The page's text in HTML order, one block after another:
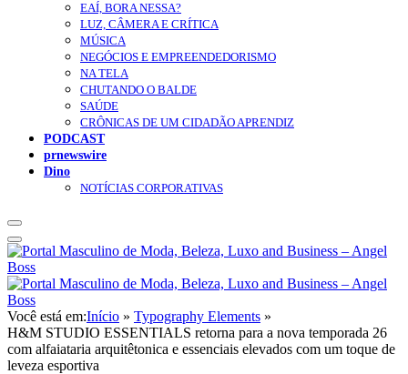
EAÍ, BORA NESSA?
LUZ, CÂMERA E CRÍTICA
MÚSICA
NEGÓCIOS E EMPREENDEDORISMO
NA TELA
CHUTANDO O BALDE
SAÚDE
CRÔNICAS DE UM CIDADÃO APRENDIZ
PODCAST
prnewswire
Dino
NOTÍCIAS CORPORATIVAS
Você está em:Início » Typography Elements »
H&M STUDIO ESSENTIALS retorna para a nova temporada 26
com alfaiataria arquitêtonica e essenciais elevados com um toque de
leveza esportiva